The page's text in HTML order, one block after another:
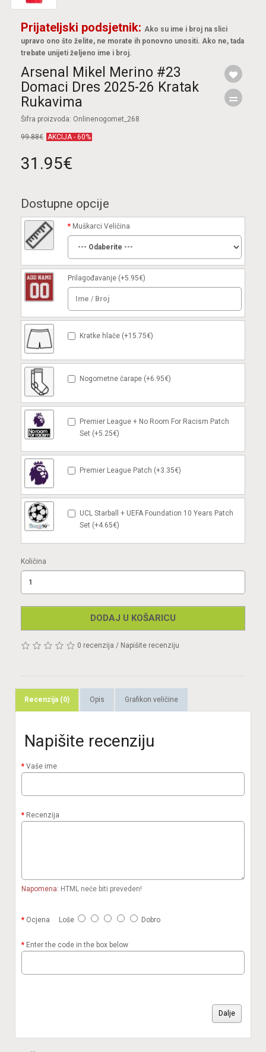
Prijateljski podsjetnik: Ako su ime i broj na slici
upravo ono što želite, ne morate ih ponovno unositi. Ako ne, tada
trebate unijeti željeno ime i broj.
Arsenal Mikel Merino #23
Domaci Dres 2025-26 Kratak
Rukavima
Šifra proizvoda: Onlinenogomet_268
99.88€ AKCIJA - 60%
31.95€
Dostupne opcije
Muškarci Veličina
Prilagođavanje (+5.95€)
Kratke hlače (+15.75€)
Nogometne čarape (+6.95€)
Premier League + No Room For Racism Patch
Set (+5.25€)
Premier League Patch (+3.35€)
UCL Starball + UEFA Foundation 10 Years Patch
Set (+4.65€)
Količina
DODAJ U KOŠARICU
0 recenzija / Napišite recenziju
Recenzija (0) Opis Grafikon veličine
Napišite recenziju
Vaše ime
Recenzija
Napomena: HTML neće biti preveden!
Ocjena Loše Dobro
Enter the code in the box below
Dalje